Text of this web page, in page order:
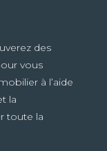
des
vous
à l’aide
la
toute la